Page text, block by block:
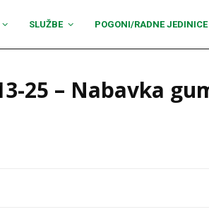
SLUŽBE POGONI/RADNE JEDINICE
25 – Nabavka